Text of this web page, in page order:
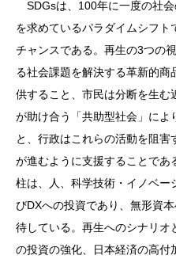
SDGsは、100年に一度の社
を求めているパラダイムシフ
チャンスである。再生の3つの
る社会課題を解決する革新的
供すること、市民は分断を生
が助け合う「共助型社会」によ
と、行政はこれらの活動を阻
が進むように支援することで
柱は、人、科学技術・イノベー
びDXへの投資であり、無形資
待している。再生へのシナリ
の投資の強化、日本経済の高付